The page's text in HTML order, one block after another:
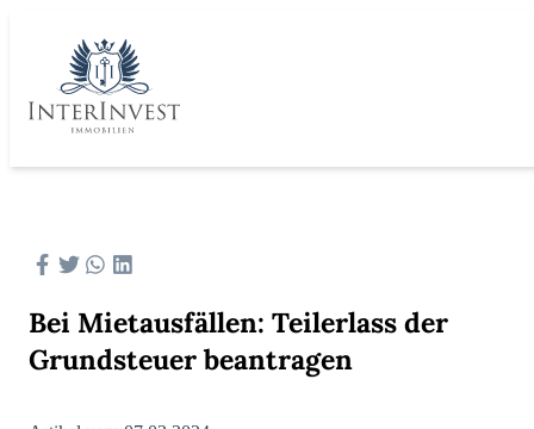
Bei Mietausfällen: Teilerlass der
Grundsteuer beantragen